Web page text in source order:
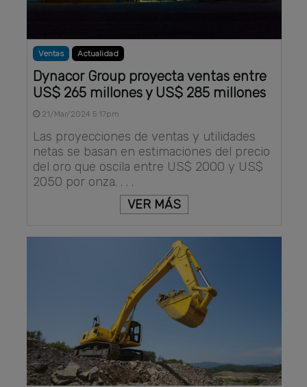
Ventas Actualidad
Dynacor Group proyecta ventas entre
US$ 265 millones y US$ 285 millones
21/Mar/2024 5:17pm
Las proyecciones de ventas y utilidades
netas se basan en estimaciones del precio
del oro que oscila entre US$ 2000 y US$
2050 por onza. . . .
VER MÁS